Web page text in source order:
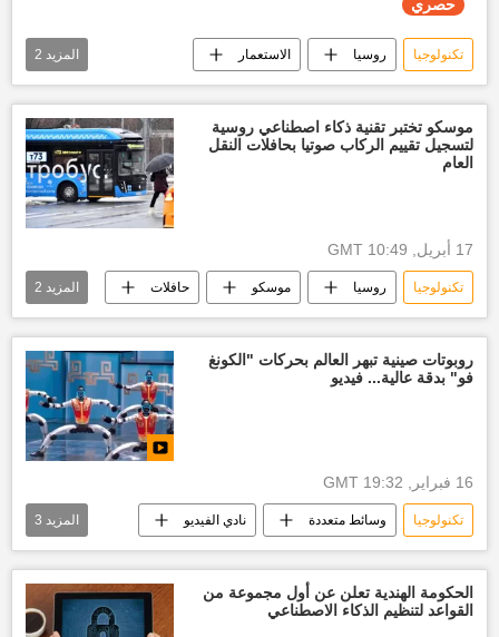
حصري
تكنولوجيا روسيا الاستعمار
الحضارة تقارير سبوتنيك حصري
المزيد 2
موسكو تختبر تقنية ذكاء اصطناعي روسية
لتسجيل تقييم الركاب صوتيا بحافلات النقل
العام
17 أبريل, 10:49 GMT
تكنولوجيا روسيا موسكو حافلات
الذكاء الصناعي مجتمع
المزيد 2
روبوتات صينية تبهر العالم بحركات "الكونغ
فو" بدقة عالية... فيديو
16 فبراير, 19:32 GMT
تكنولوجيا وسائط متعددة نادي الفيديو
الصين أخبار تكنولوجية العالم
المزيد 3
الحكومة الهندية تعلن عن أول مجموعة من
القواعد لتنظيم الذكاء الاصطناعي